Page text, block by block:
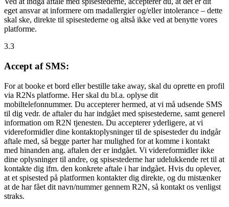
eget ansvar at informere om madallergier og/eller intolerance – dette
skal ske, direkte til spisestederne og altså ikke ved at benytte vores
platforme.
3.3
Accept af SMS:
For at booke et bord eller bestille take away, skal du oprette en profil
via R2Ns platforme. Her skal du bl.a. oplyse dit
mobiltelefonnummer. Du accepterer hermed, at vi må udsende SMS
til dig vedr. de aftaler du har indgået med spisestederne, samt generel
information om R2N tjenesten. Du accepterer yderligere, at vi
videreformidler dine kontaktoplysninger til de spisesteder du indgår
aftale med, så begge parter har mulighed for at komme i kontakt
med hinanden ang. aftalen der er indgået. Vi videreformidler ikke
dine oplysninger til andre, og spisestederne har udelukkende ret til at
kontakte dig ifm. den konkrete aftale i har indgået. Hvis du oplever,
at et spisested på platformen kontakter dig direkte, og du mistænker
at de har fået dit navn/nummer gennem R2N, så kontakt os venligst
straks.